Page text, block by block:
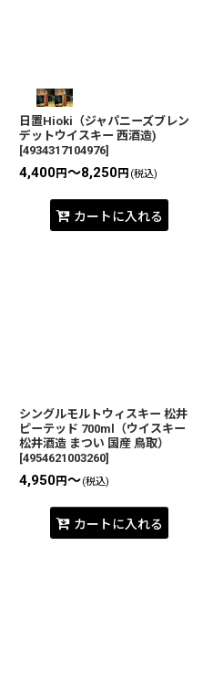
日置Hioki（ジャパニーズブレン
デットウイスキー 西酒造)
[4934317104976]
4,400円～8,250円 (税込)
カートに入れる
シングルモルトウィスキー 松井
ピーテッド 700ml（ウイスキー
松井酒造 まつい 国産 鳥取）
[4954621003260]
4,950円～(税込)
カートに入れる